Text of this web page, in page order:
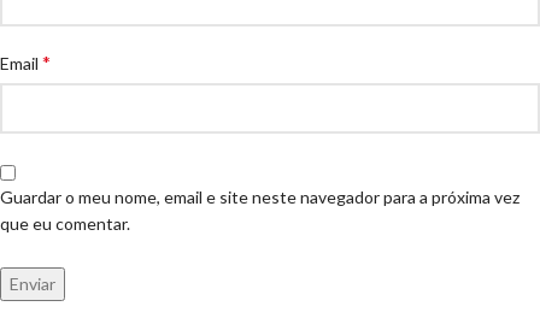
Email *
Guardar o meu nome, email e site neste navegador para a próxima vez
que eu comentar.